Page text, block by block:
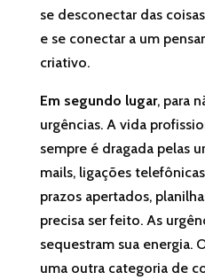
se desconectar das
e se conectar a um
criativo.
Em segundo lugar, para
urgências. A vida
sempre é dragada pelas
mails, ligações
prazos apertados,
precisa ser feito. As
sequestram sua energia.
uma outra categoria de